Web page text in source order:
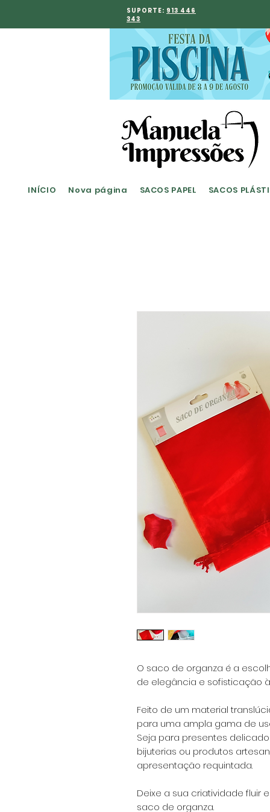
SUPORTE: 913 446
343
INÍCIO Nova página SACOS PAPEL SACOS
O saco de organza é a
de elegância e sofisticação
Feito de um material
para uma ampla gama de
Seja para presentes
bijuterias ou produtos
apresentação requintada.
Deixe a sua criatividade fluir
saco de organza.